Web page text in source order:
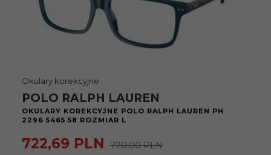
Okulary korekcyjne
POLO RALPH LAUREN
OKULARY KOREKCYJNE POLO RALPH LAUREN PH
2296 5465 58 ROZMIAR L
722,69 PLN 770,00 PLN